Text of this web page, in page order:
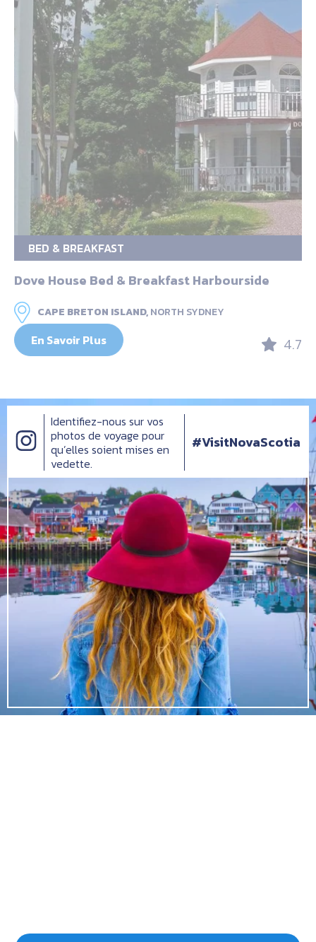
BED & BREAKFAST
Dove House Bed & Breakfast Harbourside
CAPE BRETON ISLAND,NORTH SYDNEY
En Savoir Plus 4.7
Identifiez-nous sur vos
photos de voyage pour
qu’elles soient mises en
vedette.
#VisitNovaScotia